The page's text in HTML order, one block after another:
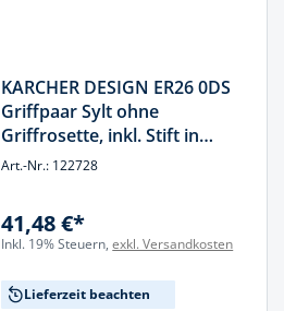
KARCHER DESIGN ER26 0DS
Griffpaar Sylt ohne
Griffrosette, inkl. Stift in
Edelstahl matt, Edelstahl
Art.-Nr.: 122728
41,48 €*
Inkl. 19% Steuern,exkl. Versandkosten
Lieferzeit beachten